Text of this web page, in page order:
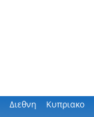
Διεθνη Κυπριακο